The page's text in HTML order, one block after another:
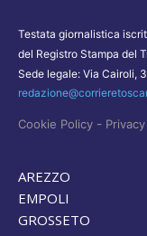
Testata giornalistica
del Registro Stampa del
Sede legale: Via Cairoli,
Cookie Policy -
AREZZO
EMPOLI
GROSSETO